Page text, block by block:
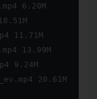
6.20M
11.71M
13.99M
9.24M
20.61M